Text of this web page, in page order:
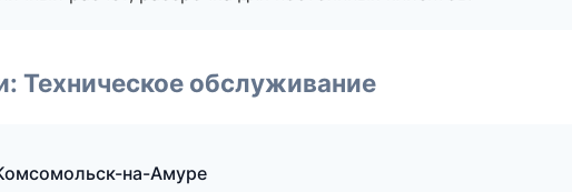
Техническое обслуживание
на-Амуре